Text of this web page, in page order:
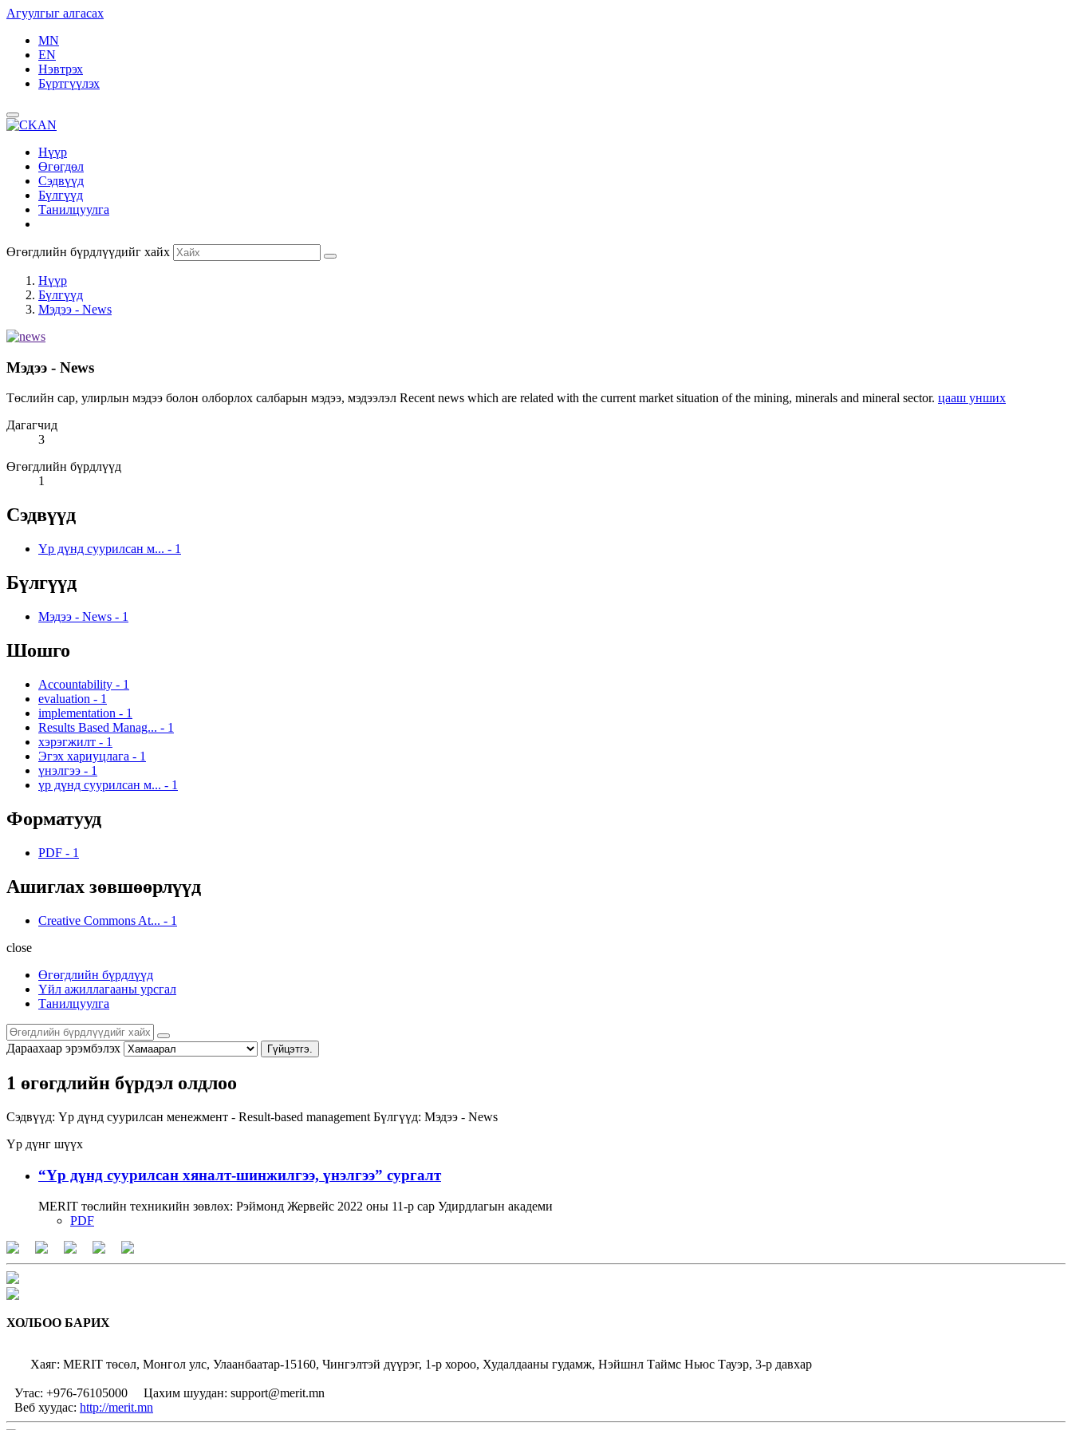
Агуулгыг алгасах
MN
EN
Нэвтрэх
Бүртгүүлэх
Нүүр
Өгөгдөл
Сэдвүүд
Бүлгүүд
Танилцуулга
Өгөгдлийн бүрдлүүдийг хайх
Нүүр
Бүлгүүд
Мэдээ - News
Мэдээ - News
Төслийн сар, улирлын мэдээ болон олборлох салбарын мэдээ, мэдээлэл Recent news which are related with the current market situation of the mining, minerals and mineral sector. цааш унших
Дагагчид
3
Өгөгдлийн бүрдлүүд
1
Сэдвүүд
Үр дүнд суурилсан м... - 1
Бүлгүүд
Мэдээ - News - 1
Шошго
Accountability - 1
evaluation - 1
implementation - 1
Results Based Manag... - 1
хэрэгжилт - 1
Эгэх хариуцлага - 1
үнэлгээ - 1
үр дүнд суурилсан м... - 1
Форматууд
PDF - 1
Ашиглах зөвшөөрлүүд
Creative Commons At... - 1
close
Өгөгдлийн бүрдлүүд
Үйл ажиллагааны урсгал
Танилцуулга
Дараахаар эрэмбэлэх Гүйцэтгэ.
1 өгөгдлийн бүрдэл олдлоо
Сэдвүүд: Үр дүнд суурилсан менежмент - Result-based management Бүлгүүд: Мэдээ - News
Үр дүнг шүүх
“Үр дүнд суурилсан хяналт-шинжилгээ, үнэлгээ” сургалт
MERIT төслийн техникийн зөвлөх: Рэймонд Жервейс 2022 оны 11-р сар Удирдлагын академи
PDF
ХОЛБОО БАРИХ
Хаяг: MERIT төсөл, Монгол улс, Улаанбаатар-15160, Чингэлтэй дүүрэг, 1-р хороо, Худалдааны гудамж, Нэйшнл Таймс Ньюс Тауэр, 3-р давхар
Утас: +976-76105000
Цахим шуудан: support@merit.mn
Веб хуудас: http://merit.mn